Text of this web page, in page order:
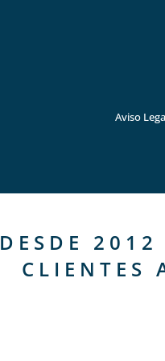
Aviso
DESDE 2012
CLIENTES